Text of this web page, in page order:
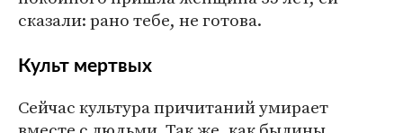
сказали: рано тебе, не готова.
Культ мертвых
Сейчас культура причитаний умирает